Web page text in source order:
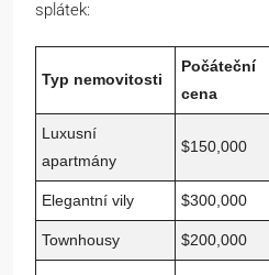
splátek:
Typ nemovitosti
Počáteční
cena
Luxusní
apartmány
$150,000
Elegantní vily $300,000
Townhousy $200,000